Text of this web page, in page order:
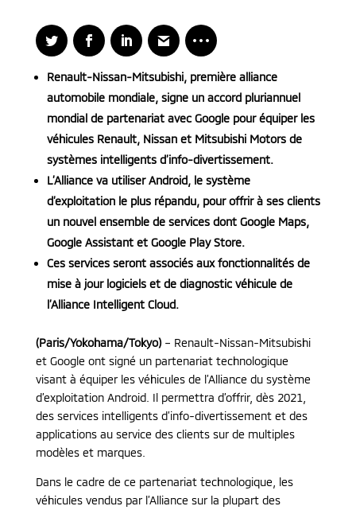
Renault-Nissan-Mitsubishi, première alliance
automobile mondiale, signe un accord pluriannuel
mondial de partenariat avec Google pour équiper les
véhicules Renault, Nissan et Mitsubishi Motors de
systèmes intelligents d’info-divertissement.
L’Alliance va utiliser Android, le système
d’exploitation le plus répandu, pour offrir à ses clients
un nouvel ensemble de services dont Google Maps,
Google Assistant et Google Play Store.
Ces services seront associés aux fonctionnalités de
mise à jour logiciels et de diagnostic véhicule de
l’Alliance Intelligent Cloud.
(Paris/Yokohama/Tokyo)– Renault-Nissan-Mitsubishi
et Google ont signé un partenariat technologique
visant à équiper les véhicules de l’Alliance du système
d’exploitation Android. Il permettra d’offrir, dès 2021,
des services intelligents d’info-divertissement et des
applications au service des clients sur de multiples
modèles et marques.
Dans le cadre de ce partenariat technologique, les
véhicules vendus par l’Alliance sur la plupart des